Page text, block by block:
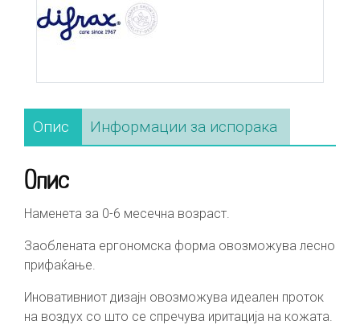
Опис Информации за испорака
Опис
Наменета за 0-6 месечна возраст.
Заоблената ергономска форма овозможува лесно
прифаќање.
Иновативниот дизајн овозможува идеален проток
на воздух со што се спречува иритација на кожата.